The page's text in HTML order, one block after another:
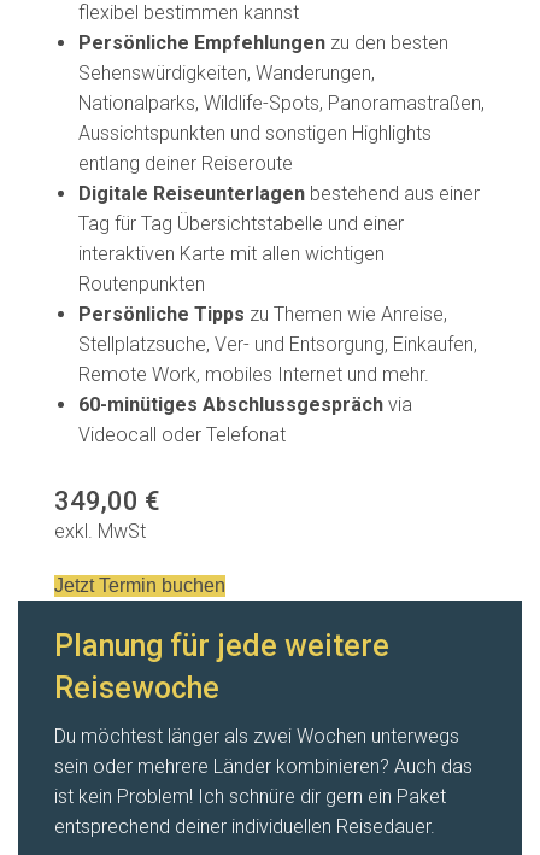
flexibel bestimmen kannst
Persönliche Empfehlungen zu den besten
Sehenswürdigkeiten, Wanderungen,
Nationalparks, Wildlife-Spots, Panoramastraßen,
Aussichtspunkten und sonstigen Highlights
entlang deiner Reiseroute
Digitale Reiseunterlagen bestehend aus einer
Tag für Tag Übersichtstabelle und einer
interaktiven Karte mit allen wichtigen
Routenpunkten
Persönliche Tipps zu Themen wie Anreise,
Stellplatzsuche, Ver- und Entsorgung, Einkaufen,
Remote Work, mobiles Internet und mehr.
60-minütiges Abschlussgespräch via
Videocall oder Telefonat
349,00 €
exkl. MwSt
Jetzt Termin buchen
Planung für jede weitere
Reisewoche
Du möchtest länger als zwei Wochen unterwegs
sein oder mehrere Länder kombinieren? Auch das
ist kein Problem! Ich schnüre dir gern ein Paket
entsprechend deiner individuellen Reisedauer.